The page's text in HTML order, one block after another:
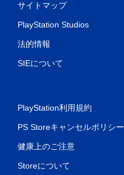
サイトマップ
PlayStation Studios
法的情報
SIEについて
PlayStation利用規約
PS Storeキャンセルポリシー
健康上のご注意
Storeについて